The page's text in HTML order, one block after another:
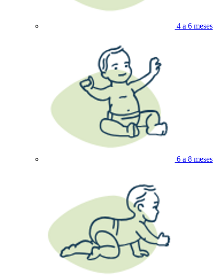
4 a 6 meses
6 a 8 meses